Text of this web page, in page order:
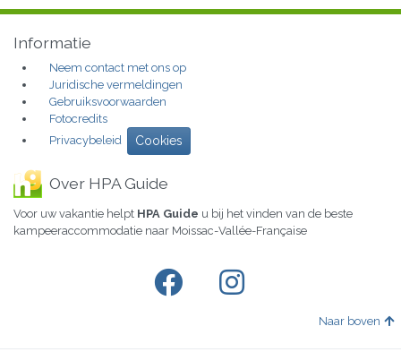
Informatie
Neem contact met ons op
Juridische vermeldingen
Gebruiksvoorwaarden
Fotocredits
Privacybeleid
Cookies
Over HPA Guide
Voor uw vakantie helpt HPA Guide u bij het vinden van de beste
kampeeraccommodatie naar Moissac-Vallée-Française
Naar boven